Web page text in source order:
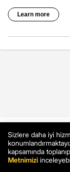
Hakkımızda Reklam
Sizlere daha iyi
kapsamında
Metnimizi